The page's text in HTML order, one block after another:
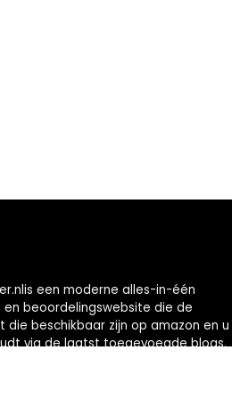
een moderne alles-in-één
en beoordelingswebsite die de
beschikbaar zijn op amazon en u
via de laatst toegevoegde blogs.